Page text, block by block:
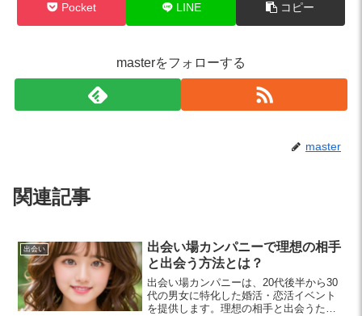
Pocket LINE コピー
masterをフォローする
master
関連記事
出会い
出会い場カンパニーで理想の相手
と出会う方法とは？
出会い場カンパニーは、20代後半から30
代の男女に特化した婚活・恋活イベント
を提供します。理想の相手と出会うため